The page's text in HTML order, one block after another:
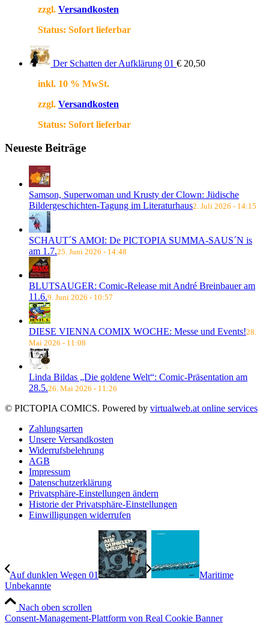
zzgl. Versandkosten
Status: Sofort lieferbar
Der Schatten der Aufklärung 01 € 20,50
inkl. 10 % MwSt.
zzgl. Versandkosten
Status: Sofort lieferbar
Neueste Beiträge
Samson, Superwoman und Krusty der Clown: Jüdische
Bildergeschichten-Tagung im Literaturhaus2. Juli 2026 - 14:15
SCHAUT´S AMOI: De PICTOPIA SUMMA-SAUS´N is
am 1.7.25. Juni 2026 - 14:48
BLUTSAUGER: Comic-Release mit André Breinbauer am
11.6.9. Juni 2026 - 10:57
DIESE VIENNA COMIX WOCHE: Messe und Events!28.
Mai 2026 - 11:08
Linda Bildas „Die goldene Welt“: Comic-Präsentation am
28.5.26. Mai 2026 - 11:26
© PICTOPIA COMICS. Powered by virtualweb.at online services
Zahlungsarten
Unsere Versandkosten
Widerrufsbelehrung
AGB
Impressum
Datenschutzerklärung
Privatsphäre-Einstellungen ändern
Historie der Privatsphäre-Einstellungen
Einwilligungen widerrufen
Auf dunklen Wegen 01
Maritime
Unbekannte
Nach oben scrollen
Consent-Management-Plattform von Real Cookie Banner